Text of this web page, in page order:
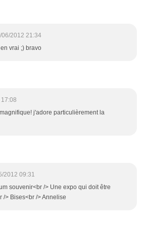
06/2012 21:34
vrai ;) bravo
magnifique! j'adore particulièrement la
2012 09:31
souvenir<br /> Une expo qui doit être
/> Bises<br /> Annelise